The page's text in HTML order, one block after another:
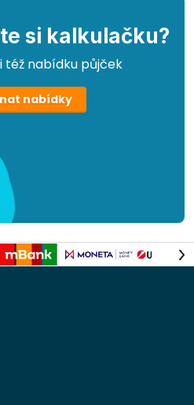
si kalkulačku?
též nabídku půjček
nabídky